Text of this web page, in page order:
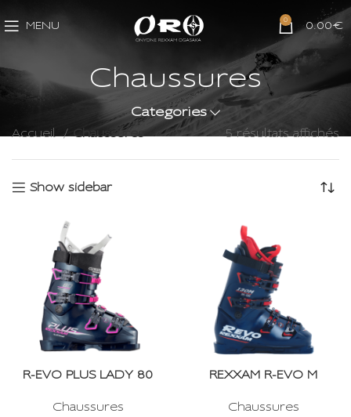
MENU
0
0.00€
Chaussures
Categories
Accueil Chaussures 5 résultats affichés
Show sidebar
R-EVO PLUS LADY 80
Chaussures
REXXAM R-EVO M
Chaussures